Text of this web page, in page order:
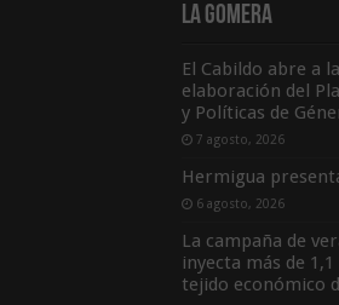
La Gomera
El Cabildo abre a
elaboración del
y Políticas de
7 agosto, 2026
Hermigua
6 agosto, 2026
La campaña de
inyecta más de
tejido económico